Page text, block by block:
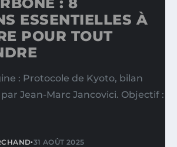
ESSENTIELLES À
POUR TOUT
: Protocole de Kyoto, bilan
Jean-Marc Jancovici. Objectif :
•31 AOÛT 2025